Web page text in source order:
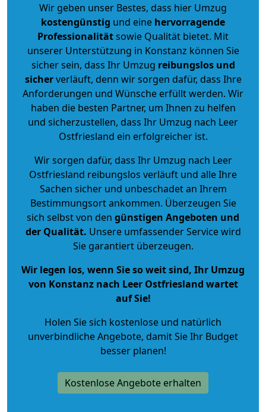
Wir geben unser Bestes, dass hier Umzug
kostengünstig und eine hervorragende
Professionalitätsowie Qualität bietet. Mit
unserer Unterstützung in Konstanz können Sie
sicher sein, dass Ihr Umzug reibungslos und
sicherverläuft, denn wir sorgen dafür, dass Ihre
Anforderungen und Wünsche erfüllt werden. Wir
haben die besten Partner, um Ihnen zu helfen
und sicherzustellen, dass Ihr Umzug nach Leer
Ostfriesland ein erfolgreicher ist.
Wir sorgen dafür, dass Ihr Umzug nach Leer
Ostfriesland reibungslos verläuft und alle Ihre
Sachen sicher und unbeschadet an Ihrem
Bestimmungsort ankommen. Überzeugen Sie
sich selbst von den günstigen Angeboten und
der Qualität. Unsere umfassender Service wird
Sie garantiert überzeugen.
Wir legen los, wenn Sie so weit sind, Ihr Umzug
von Konstanz nach Leer Ostfriesland wartet
auf Sie!
Holen Sie sich kostenlose und natürlich
unverbindliche Angebote, damit Sie Ihr Budget
besser planen!
Kostenlose Angebote erhalten